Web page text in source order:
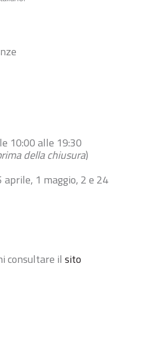
10:00 alle 19:30
della chiusura)
1 maggio, 2 e 24
consultare il sito